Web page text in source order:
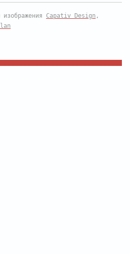
изображения Capativ Design ,